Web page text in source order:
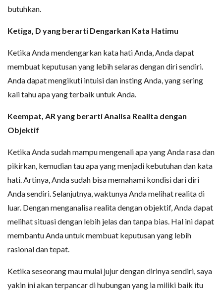
butuhkan.
Ketiga, D yang berarti Dengarkan Kata Hatimu
Ketika Anda mendengarkan kata hati Anda, Anda dapat
membuat keputusan yang lebih selaras dengan diri sendiri.
Anda dapat mengikuti intuisi dan insting Anda, yang sering
kali tahu apa yang terbaik untuk Anda.
Keempat, AR yang berarti Analisa Realita dengan
Objektif
Ketika Anda sudah mampu mengenali apa yang Anda rasa dan
pikirkan, kemudian tau apa yang menjadi kebutuhan dan kata
hati. Artinya, Anda sudah bisa memahami kondisi dari diri
Anda sendiri. Selanjutnya, waktunya Anda melihat realita di
luar. Dengan menganalisa realita dengan objektif, Anda dapat
melihat situasi dengan lebih jelas dan tanpa bias. Hal ini dapat
membantu Anda untuk membuat keputusan yang lebih
rasional dan tepat.
Ketika seseorang mau mulai jujur dengan dirinya sendiri, saya
yakin ini akan terpancar di hubungan yang ia miliki baik itu